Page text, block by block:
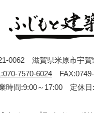
0062 滋賀県米原市宇賀
7570-6024
時間:9:00～17:00 定休日